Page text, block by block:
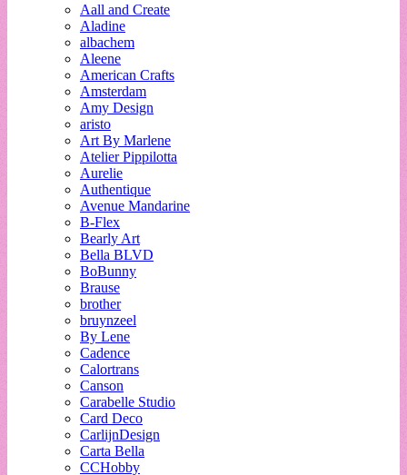
Aall and Create
Aladine
albachem
Aleene
American Crafts
Amsterdam
Amy Design
aristo
Art By Marlene
Atelier Pippilotta
Aurelie
Authentique
Avenue Mandarine
B-Flex
Bearly Art
Bella BLVD
BoBunny
Brause
brother
bruynzeel
By Lene
Cadence
Calortrans
Canson
Carabelle Studio
Card Deco
CarlijnDesign
Carta Bella
CCHobby